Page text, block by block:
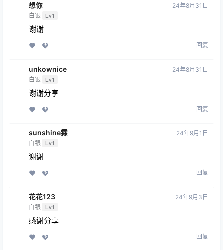
想你
白银 Lv1
24年8月31日
谢谢
回复
unkownice
白银 Lv1
24年8月31日
谢谢分享
回复
sunshine霖
白银 Lv1
24年9月1日
谢谢
回复
花花123
白银 Lv1
24年9月3日
感谢分享
回复